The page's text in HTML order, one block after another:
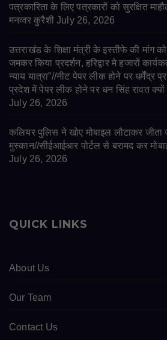
पत्रकारिता के लिए पत्रकारों को सुरक्षित
मनव्वर कुरैशी July 26, 2026
उत्तराखंड के शिक्षा मंत्री के इस्तीफे की मांग
जमकर किया प्रदर्शन, हरिद्वार मे हजारों
न्याय यात्रा”//नीट पेपर लीक होने पर धर्मेंद्र
प्रदेश में पेपर लीक होने पर धन सिंह रावत
July 26, 2026
कलियर पुलिस ने खोए मोबाइल लौटाकर जीता
मुस्कान//सीईआईआर पोर्टल से बरामद कर
July 26, 2026
QUICK LINKS
About Us
Our Team
Contact Us